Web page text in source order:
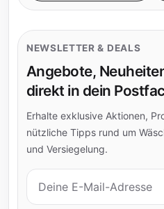
NEWSLETTER & DEALS
Angebote,
direkt in dein
Erhalte exklusive Aktionen,
nützliche Tipps rund um
und Versiegelung.
E-Mail-Adresse